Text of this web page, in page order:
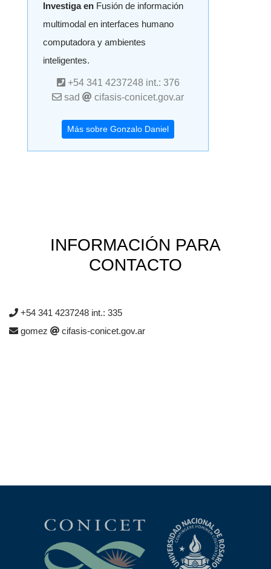
Investiga en Fusión de información
multimodal en interfaces humano
computadora y ambientes
inteligentes.
+54 341 4237248 int.: 376
sad
cifasis-conicet.gov.ar
Más sobre Gonzalo Daniel
INFORMACIÓN PARA
CONTACTO
+54 341 4237248 int.: 335
gomez
cifasis-conicet.gov.ar